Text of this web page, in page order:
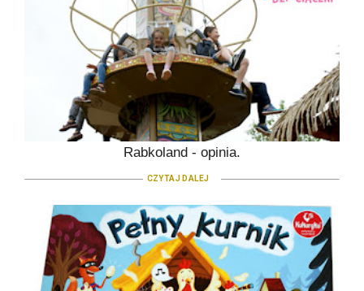
Rabkoland - opinia.
CZYTAJ DALEJ